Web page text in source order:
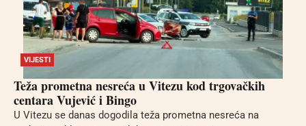
VIJESTI
Teža prometna nesreća u Vitezu kod trgovačkih
centara Vujević i Bingo
U Vitezu se danas dogodila teža prometna nesreća na